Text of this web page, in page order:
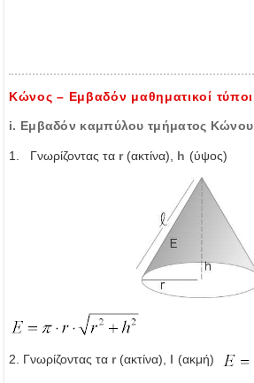
Κώνος – Εμβαδόν μαθηματικοί τύποι
i. Εμβαδόν καμπύλου τμήματος Κώνου
1. Γνωρίζοντας τα r(ακτίνα), h (ύψος)
2. Γνωρίζοντας τα r(ακτίνα), (ακμή)